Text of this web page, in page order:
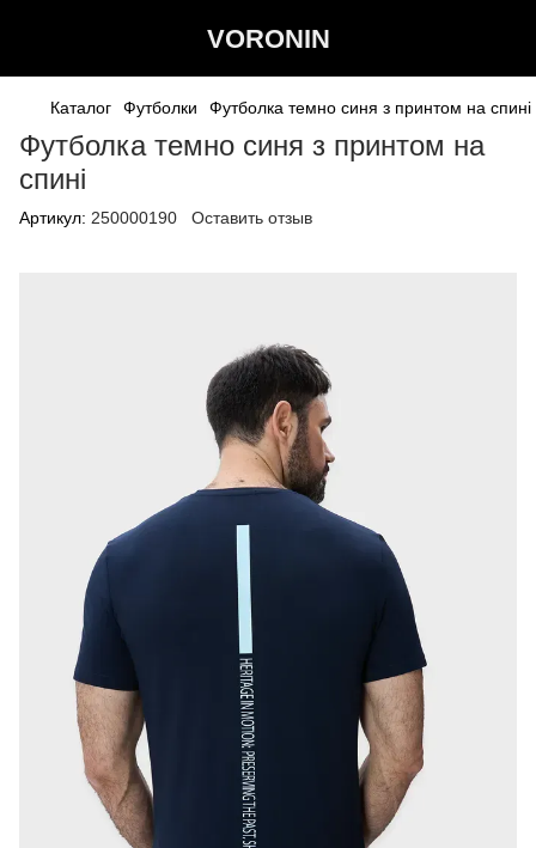
VORONIN
Каталог Футболки Футболка темно синя з принтом на спині
Футболка темно синя з принтом на
спині
Артикул: 250000190 Оставить отзыв